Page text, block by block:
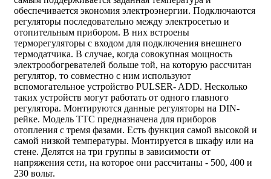
обеспечивается экономия электроэнергии. Подключаются
регуляторы последовательно между электросетью и
отопительным прибором. В них встроены
терморегуляторы с входом для подключения внешнего
термодатчика. В случае, когда совокупная мощность
электрообогревателей больше той, на которую рассчитан
регулятор, то совместно с ним используют
вспомогательное устройство PULSER- ADD. Несколько
таких устройств могут работать от одного главного
регулятора. Монтируются данные регуляторы на DIN-
рейке. Модель ТТС предназначена для приборов
отопления с тремя фазами. Есть функция самой высокой и
самой низкой температуры. Монтируется в шкафу или на
стене. Делятся на три группы в зависимости от
напряжения сети, на которое они рассчитаны - 500, 400 и
230 вольт.